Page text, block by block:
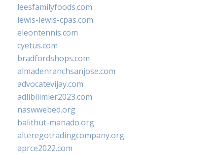
leesfamilyfoods.com
lewis-lewis-cpas.com
eleontennis.com
cyetus.com
bradfordshops.com
almadenranchsanjose.com
advocatevijay.com
adlibilimler2023.com
naswwebed.org
balithut-manado.org
alteregotradingcompany.org
aprce2022.com